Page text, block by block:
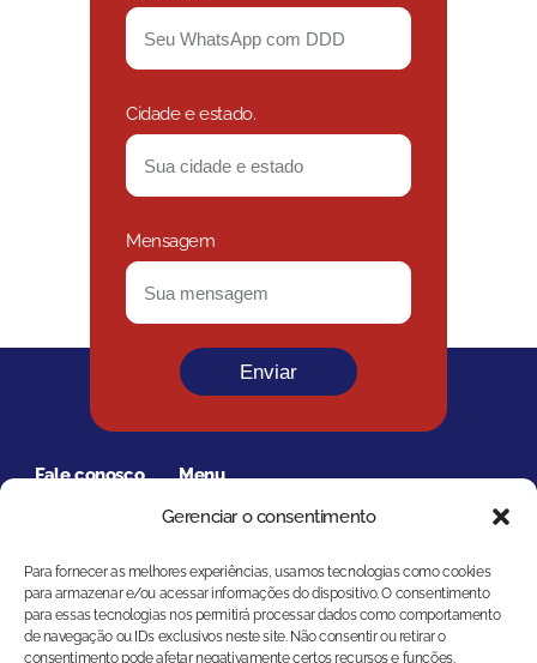
Gerenciar o consentimento
Para fornecer as melhores experiências, usamos tecnologias como cookies
para armazenar e/ou acessar informações do dispositivo. O consentimento
para essas tecnologias nos permitirá processar dados como comportamento
de navegação ou IDs exclusivos neste site. Não consentir ou retirar o
consentimento pode afetar negativamente certos recursos e funções.
Cidade e estado.
Mensagem
Enviar
Fale conosco
Menu
Sobre Nós
Nossas Unidades
Loja Virtual
Política de privacidade
Termos e condições